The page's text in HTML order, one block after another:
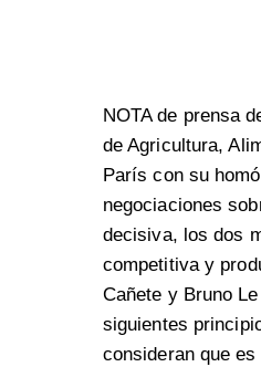
NOTA de prensa
de Agricultura,
París con su
negociaciones
decisiva, los dos
competitiva y
Cañete y Bruno
siguientes
consideran que